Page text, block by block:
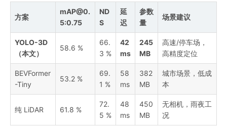
方案
mAP@0.
5:0.75
ND
S
延
迟
参数
量
场景建议
YOLO-3D
（本文）
58.6 %
66.
3 %
42
ms
245
MB
高速/停车场，
高精度定位
BEVFormer
-Tiny
53.2 %
69.
1 %
58
ms
382
MB
城市场景，低成
本
纯 LiDAR 61.8 %
72.
5 %
48
ms
450
MB
无相机，雨夜工
况